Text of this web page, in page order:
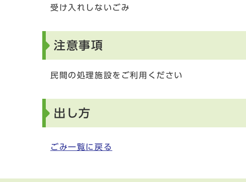
受け入れしないごみ
注意事項
民間の処理施設をご利用ください
出し方
ごみ一覧に戻る